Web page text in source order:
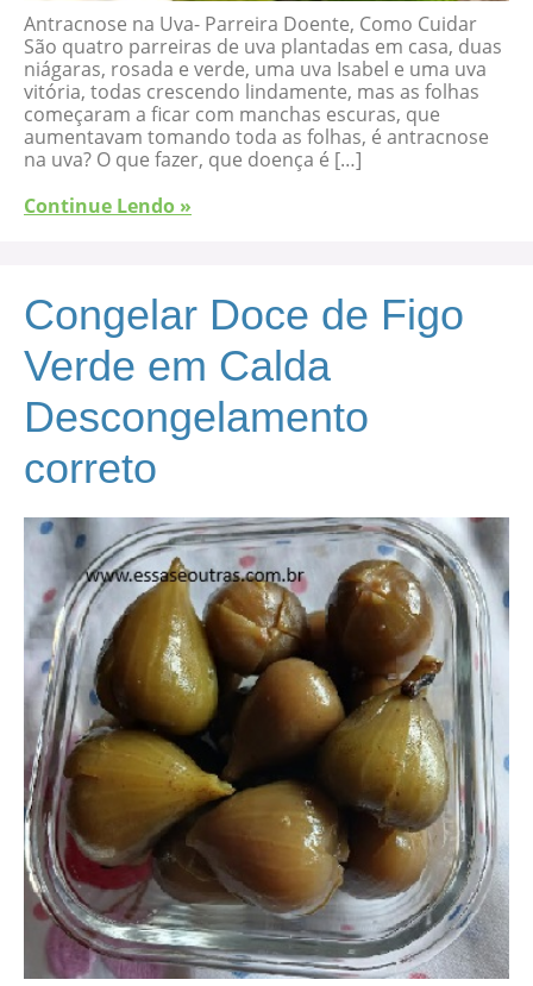
Antracnose na Uva- Parreira Doente, Como Cuidar
São quatro parreiras de uva plantadas em casa, duas
niágaras, rosada e verde, uma uva Isabel e uma uva
vitória, todas crescendo lindamente, mas as folhas
começaram a ficar com manchas escuras, que
aumentavam tomando toda as folhas, é antracnose
na uva? O que fazer, que doença é […]
Continue Lendo »
Congelar Doce de Figo
Verde em Calda
Descongelamento
correto